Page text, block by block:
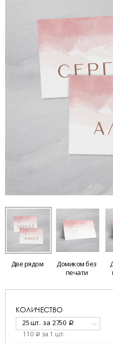
Две рядом
Домиком без
печати
КОЛИЧЕСТВО
25 шт. за 2750 a
110 a за 1 шт.